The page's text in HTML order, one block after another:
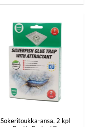
Sokeritoukka-ansa, 2 kpl